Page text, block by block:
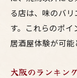
鳥料理
ト
梅田で
る店は、味のバ
す。これらのポ
居酒屋体験が可能
大阪のランキン